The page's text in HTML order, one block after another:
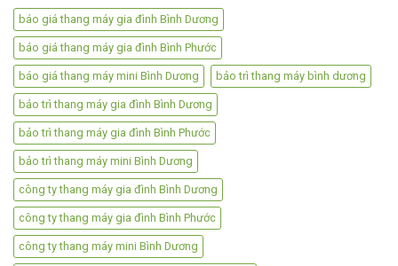
báo giá thang máy gia đình Bình Dương
báo giá thang máy gia đình Bình Phước
báo giá thang máy mini Bình Dương bảo trì thang máy bình dương
bảo trì thang máy gia đình Bình Dương
bảo trì thang máy gia đình Bình Phước
bảo trì thang máy mini Bình Dương
công ty thang máy gia đình Bình Dương
công ty thang máy gia đình Bình Phước
công ty thang máy mini Bình Dương